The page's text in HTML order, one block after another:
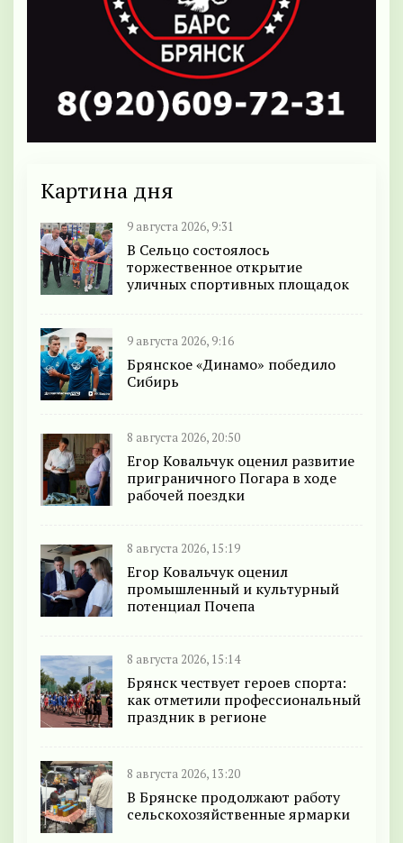
Картина дня
9 августа 2026, 9:31
В Сельцо состоялось
торжественное открытие
уличных спортивных площадок
9 августа 2026, 9:16
Брянское «Динамо» победило
Сибирь
8 августа 2026, 20:50
Егор Ковальчук оценил развитие
приграничного Погара в ходе
рабочей поездки
8 августа 2026, 15:19
Егор Ковальчук оценил
промышленный и культурный
потенциал Почепа
8 августа 2026, 15:14
Брянск чествует героев спорта:
как отметили профессиональный
праздник в регионе
8 августа 2026, 13:20
В Брянске продолжают работу
сельскохозяйственные ярмарки